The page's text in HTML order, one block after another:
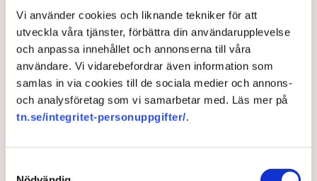
Vi använder cookies och liknande tekniker för att
utveckla våra tjänster, förbättra din användarupplevelse
och anpassa innehållet och annonserna till våra
användare. Vi vidarebefordrar även information som
samlas in via cookies till de sociala medier och annons-
och analysföretag som vi samarbetar med. Läs mer på
tn.se/integritet-personuppgifter/.
oss”, säger Mats Henriksson,
tillståndsansvarig på Neova, till TN. Nu
varnar branschen för skador på
uppemot 100 miljoner kronor.
Brytningen av torvtäkten i Grimsås lamslås av
aktivistgruppen Återställ Våtmarker. Mats Henriksson,
tillståndsgivna verksamhetsytan förra veckan och